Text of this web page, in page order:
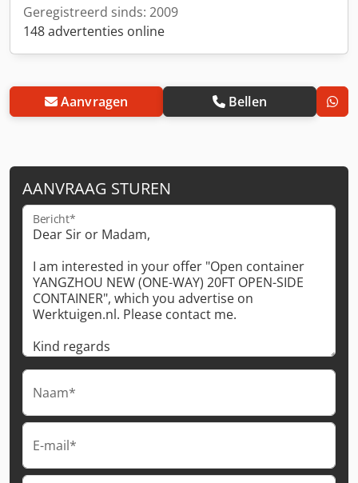
Geregistreerd sinds: 2009
148 advertenties online
Aanvragen Bellen
AANVRAAG STUREN
Bericht*
Naam*
E-mail*